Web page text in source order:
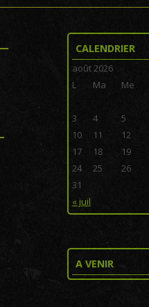
CALENDRIER
août 2026
L
Ma Me
« juil
3
4 5
10
11 12
17
18 19
24
25 26
31
A VENIR